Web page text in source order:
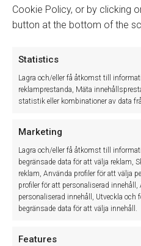
Cookie Policy, or by clicking
button at the bottom of the
Statistics
Lagra och/eller få åtkomst till
reklamprestanda, Mäta
statistik eller kombinationer av data
Marketing
Lagra och/eller få åtkomst till
begränsade data för att välja reklam,
reklam, Använda profiler för att välja
profiler för att personaliserad
personaliserad innehåll, Utveckla och
begränsade data för att välja innehåll.
Features
Supporttelefonen stängd
Torsdag den 28 maj och fredag
Supporten stänger tidigare
Imorgon, onsdag 13/5, stänger
håller …
Läs mer »
Version 12.1.133.0
senaste versionen. Verkstad​​​
Läs mer »
Supporten stänger tidigare
Imorgon, torsdag 30/4,
håller …